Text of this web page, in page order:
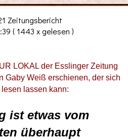
Zeitungsbericht
( 1443 x gelesen )
LOKAL der Esslinger Zeitung
Gaby Weiß erschienen, der sich
lassen kann:
ist etwas vom
überhaupt